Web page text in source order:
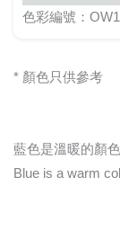
色彩編號：
* 顏色只供參考
藍色是溫暖的顏
Blue is a warm